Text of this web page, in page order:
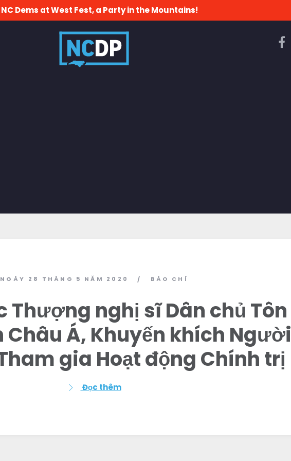
Dems at West Fest, a Party in the Mountains!
NGÀY 28 THÁNG 5 NĂM 2020 / BÁO CHÍ
Thượng nghị sĩ Dân chủ Tôn
Châu Á, Khuyến khích Người
gia Hoạt động Chính trị
Đọc thêm